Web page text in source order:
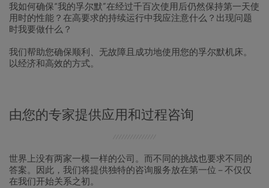
我如何确保“我的孚尔默”在经过千百次使用后仍然保持第一天使
用时的性能？在高要求的持续运行中我应注意什么？出现问题
时我要做什么？
我们帮助您确保顺利、无故障且成功地使用您的孚尔默机床。
以经济和高效的方式。
由您的专家提供应用和过程咨询
世界上没有两家一模一样的公司。而不同的挑战也要求不同的
答案。因此，我们将提供独特的咨询服务放在第一位 – 不仅仅
在我们开始关系之初。